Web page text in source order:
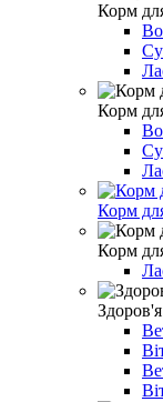
Корм
Корм
Корм
Корм